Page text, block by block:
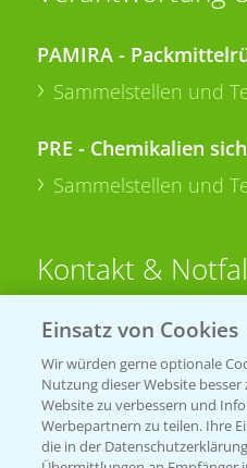
PAMIRA -
Sammelstellen und
PRE - Chemikalien
Sammelstellen und
Kontakt &
Beratung auf
T.+49 (0)174 346
KONTAKT
Einsatz von Cookies
Wir würden gerne optionale
Nutzung dieser Website
Website zu verbessern und
Werbepartnern zu teilen. Ihre
die in der